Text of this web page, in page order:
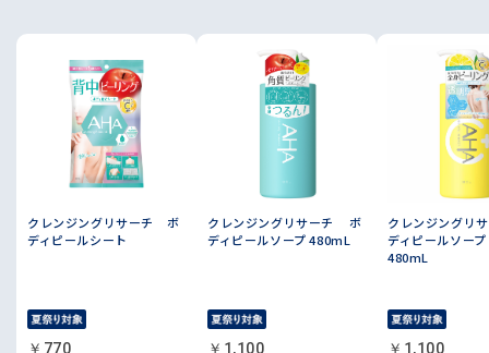
クレンジングリサーチ ボ
ディピールシート
￥770
クレンジングリサーチ ボ
ディピールソープ 480mL
￥1,100
クレンジングリ
ディピールソー
480mL
￥1,100